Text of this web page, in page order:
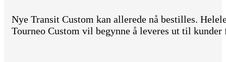
Nye Transit Custom kan allerede nå bestilles.
Tourneo Custom vil begynne å leveres ut til kunder